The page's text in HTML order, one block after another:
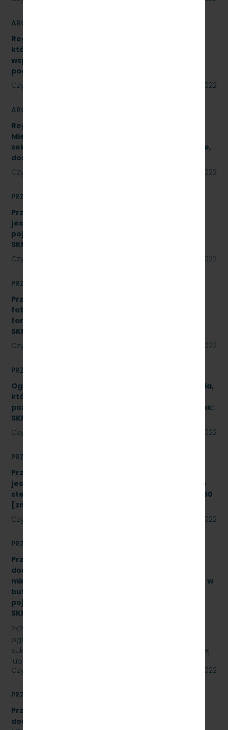
ARCHIWUM
Regulamin udzielania zamówień publicznych,
których wartość jest niższa niż 130 000 zł netto,
współfinansowanych z środków pomocowych,
pochodzących z Funduszy UE
Czytaj dalej
23 sierpnia 2022
ARCHIWUM
Regulamin Udzielania przez PKP Szybka Kolej
Miejska w Trójmieście Sp. z o.o. zamówień
sektorowych podprogowych na roboty budowlane,
dostawy i usługi
Czytaj dalej
23 sierpnia 2022
PRZETARGI
Przetarg nieograniczony, którego przedmiotem
jest wykonanie czynności naprawczych na
pojeździe kolejowym EN57-1758. Znak:
SKMMU.086.51.22
Czytaj dalej
18 sierpnia 2022
PRZETARGI
Przetarg nieograniczony na realizację instalacji
fotowoltaicznej o łącznej mocy do 50 kWp w
formule Zaprojektuj i wybuduj. Znak:
SKMMU.086.45.22
Czytaj dalej
12 sierpnia 2022
PRZETARGI
Ogłoszenie informacyjne dotyczące postępowania,
którego przedmiotem jest wykonanie naprawy
poziomu P4 pojazdów kolejowych (2 zadania). Znak:
SKMMU.086.46.22.
Czytaj dalej
12 sierpnia 2022
PRZETARGI
Przetarg nieograniczony, którego przedmiotem
jest modernizacja i rozbudowa systemu zdalnego
sterowania radiołącznością na linii kolejowej nr 250
[znak: SKMMU.086.43a.22]
Czytaj dalej
08 sierpnia 2022
PRZETARGI
Przetarg nieograniczony na zakup i sukcesywne
dostawy naturalnej wody pitnej (źródlanej lub
mineralnej – nisko lub średnio zmineralizowanej), w
butelkach bezzwrotnych, plastikowych, o
pojemności 0,5 l., 1,5 l. – gazowanej i niega., znak:
SKMMU.086.47.22.
PKP SZYBKA KOLEJ MIEJSKA W TRÓJMIEŚCIE Sp. z o.o.
ogłasza przetarg nieograniczony na zakup i
sukcesywne dostawy naturalnej wody pitnej (źródlanej
lub…
Czytaj dalej
29 lipca 2022
PRZETARGI
Przetarg nieograniczony na zakup i sukcesywne
dostawy olejów i smarów dla PKP Szybka Kolej